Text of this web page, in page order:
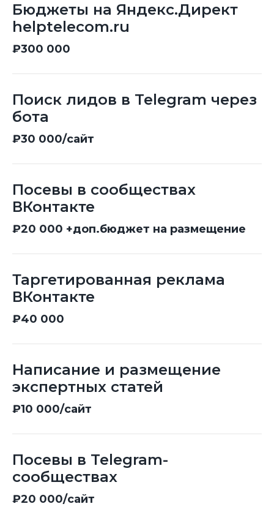
Бюджеты на Яндекс.Директ
helptelecom.ru
₽300 000
Поиск лидов в Telegram через
бота
₽30 000/сайт
Посевы в сообществах
ВКонтакте
₽20 000 +доп.бюджет на размещение
Таргетированная реклама
ВКонтакте
₽40 000
Написание и размещение
экспертных статей
₽10 000/сайт
Посевы в Telegram-
сообществах
₽20 000/сайт